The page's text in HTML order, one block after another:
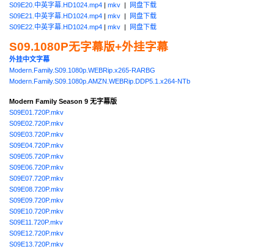
S09E20.中英字幕.HD1024.mp4 | mkv | 网盘下载
S09E21.中英字幕.HD1024.mp4 | mkv | 网盘下载
S09E22.中英字幕.HD1024.mp4 | mkv | 网盘下载
S09.1080P无字幕版+外挂字幕
外挂中文字幕
Modern.Family.S09.1080p.WEBRip.x265-RARBG
Modern.Family.S09.1080p.AMZN.WEBRip.DDP5.1.x264-NTb
Modern Family Season 9 无字幕版
S09E01.720P.mkv
S09E02.720P.mkv
S09E03.720P.mkv
S09E04.720P.mkv
S09E05.720P.mkv
S09E06.720P.mkv
S09E07.720P.mkv
S09E08.720P.mkv
S09E09.720P.mkv
S09E10.720P.mkv
S09E11.720P.mkv
S09E12.720P.mkv
S09E13.720P.mkv